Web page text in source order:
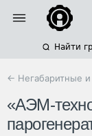
Найти
← Негабаритные
«АЭМ-